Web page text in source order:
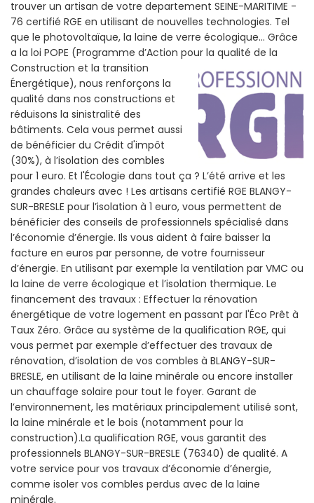
trouver un artisan de votre departement SEINE-MARITIME -
76 certifié RGE en utilisant de nouvelles technologies. Tel
que le photovoltaïque, la laine de verre écologique... Grâce
a la loi POPE (Programme d’Action pour la qualité de la
Construction et la transition
Énergétique), nous renforçons la
qualité dans nos constructions et
réduisons la sinistralité des
bâtiments. Cela vous permet aussi
de bénéficier du Crédit d'impôt
(30%), à l’isolation des combles
pour 1 euro. Et l'Écologie dans tout ça ? L’été arrive et les
grandes chaleurs avec ! Les artisans certifié RGE BLANGY-
SUR-BRESLE pour l’isolation à 1 euro, vous permettent de
bénéficier des conseils de professionnels spécialisé dans
l’économie d’énergie. Ils vous aident à faire baisser la
facture en euros par personne, de votre fournisseur
d’énergie. En utilisant par exemple la ventilation par VMC ou
la laine de verre écologique et l’isolation thermique. Le
financement des travaux : Effectuer la rénovation
énergétique de votre logement en passant par l'Éco Prêt à
Taux Zéro. Grâce au système de la qualification RGE, qui
vous permet par exemple d’effectuer des travaux de
rénovation, d’isolation de vos combles à BLANGY-SUR-
BRESLE, en utilisant de la laine minérale ou encore installer
un chauffage solaire pour tout le foyer. Garant de
l’environnement, les matériaux principalement utilisé sont,
la laine minérale et le bois (notamment pour la
construction).La qualification RGE, vous garantit des
professionnels BLANGY-SUR-BRESLE (76340) de qualité. A
votre service pour vos travaux d’économie d’énergie,
comme isoler vos combles perdus avec de la laine
minérale.